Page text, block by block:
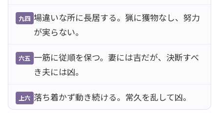
九四 場違いな所に長居する。猟に獲物なし、努力
が実らない。
六五 一筋に従順を保つ。妻には吉だが、決断すべ
き夫には凶。
上六 落ち着かず動き続ける。常久を乱して凶。